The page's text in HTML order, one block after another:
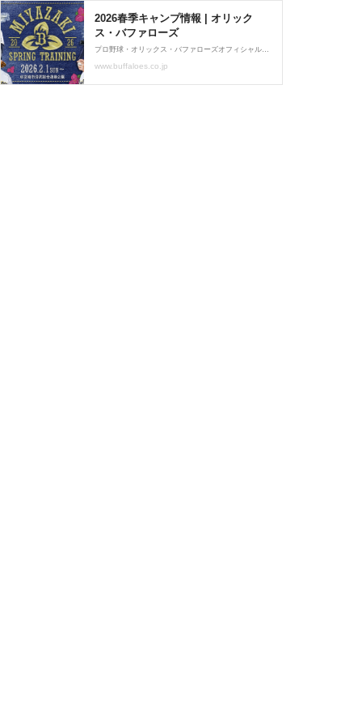
2026春季キャンプ情報 | オリック
ス・バファローズ
プロ野球・オリックス・バファローズオフィシャルサイトです。試合や選手はもちろん、チケットやイベント、ファンクラブに至るまで球団オフィシャルならではの公式情報をファンのみなさまに提供します。
www.buffaloes.co.jp